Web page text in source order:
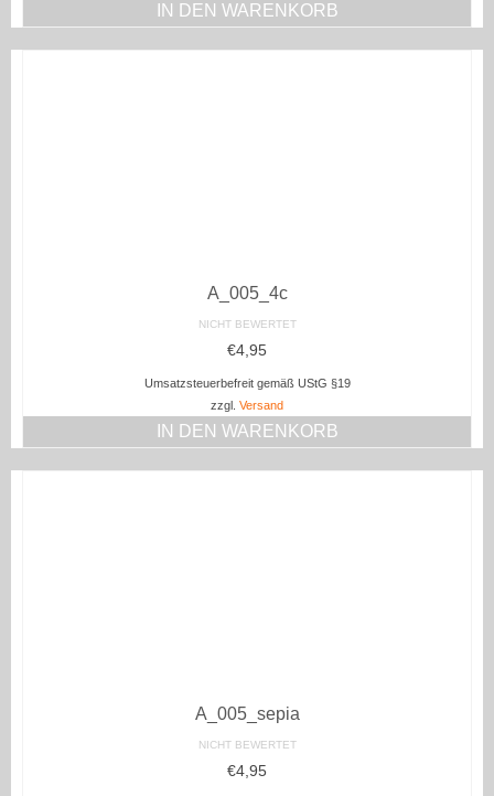
IN DEN WARENKORB
A_005_4c
NICHT BEWERTET
€4,95
Umsatzsteuerbefreit gemäß UStG §19
zzgl. Versand
IN DEN WARENKORB
A_005_sepia
NICHT BEWERTET
€4,95